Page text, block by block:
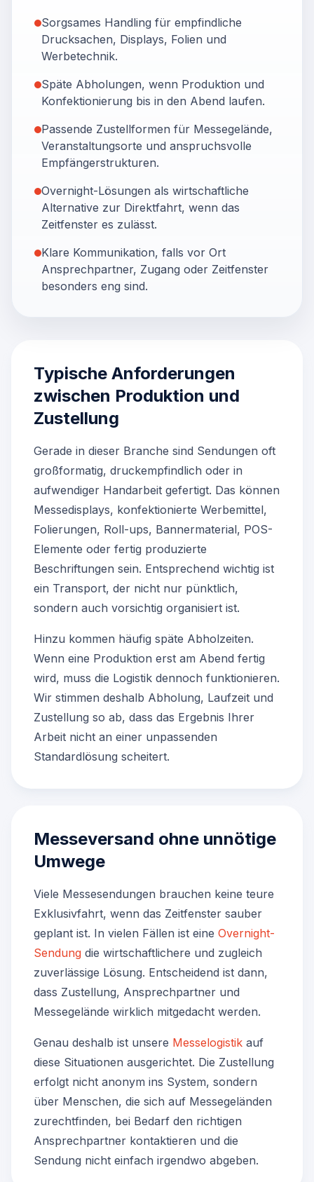
Sorgsames Handling für empfindliche
Drucksachen, Displays, Folien und
Werbetechnik.
Späte Abholungen, wenn Produktion und
Konfektionierung bis in den Abend laufen.
Passende Zustellformen für Messegelände,
Veranstaltungsorte und anspruchsvolle
Empfängerstrukturen.
Overnight-Lösungen als wirtschaftliche
Alternative zur Direktfahrt, wenn das
Zeitfenster es zulässt.
Klare Kommunikation, falls vor Ort
Ansprechpartner, Zugang oder Zeitfenster
besonders eng sind.
Typische Anforderungen
zwischen Produktion und
Zustellung
Gerade in dieser Branche sind Sendungen oft
großformatig, druckempfindlich oder in
aufwendiger Handarbeit gefertigt. Das können
Messedisplays, konfektionierte Werbemittel,
Folierungen, Roll-ups, Bannermaterial, POS-
Elemente oder fertig produzierte
Beschriftungen sein. Entsprechend wichtig ist
ein Transport, der nicht nur pünktlich,
sondern auch vorsichtig organisiert ist.
Hinzu kommen häufig späte Abholzeiten.
Wenn eine Produktion erst am Abend fertig
wird, muss die Logistik dennoch funktionieren.
Wir stimmen deshalb Abholung, Laufzeit und
Zustellung so ab, dass das Ergebnis Ihrer
Arbeit nicht an einer unpassenden
Standardlösung scheitert.
Messeversand ohne unnötige
Umwege
Viele Messesendungen brauchen keine teure
Exklusivfahrt, wenn das Zeitfenster sauber
geplant ist. In vielen Fällen ist eine Overnight-
Sendung die wirtschaftlichere und zugleich
zuverlässige Lösung. Entscheidend ist dann,
dass Zustellung, Ansprechpartner und
Messegelände wirklich mitgedacht werden.
Genau deshalb ist unsere Messelogistik auf
diese Situationen ausgerichtet. Die Zustellung
erfolgt nicht anonym ins System, sondern
über Menschen, die sich auf Messegeländen
zurechtfinden, bei Bedarf den richtigen
Ansprechpartner kontaktieren und die
Sendung nicht einfach irgendwo abgeben.